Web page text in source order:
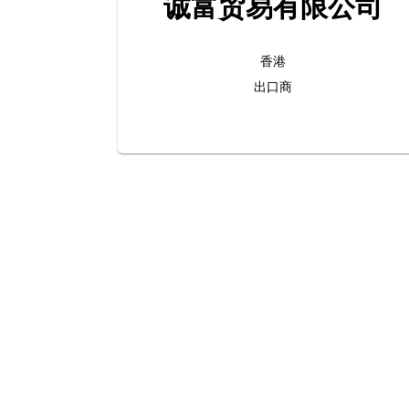
诚富贸易有限公司
香港
出口商